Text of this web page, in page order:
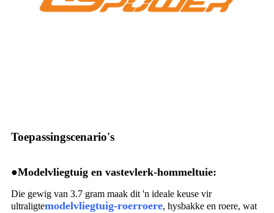
Toepassingscenario's
●Modelvliegtuig en vastevlerk-hommeltuie:
Die gewig van 3.7 gram maak dit 'n ideale keuse vir
ultraligtemodelvliegtuig-roerroere, hysbakke en roere, wat